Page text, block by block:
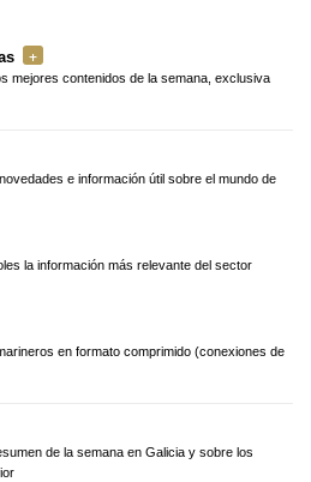
mejores contenidos de la semana, exclusiva
e información útil sobre el mundo de
la información más relevante del sector
en formato comprimido (conexiones de
de la semana en Galicia y sobre los